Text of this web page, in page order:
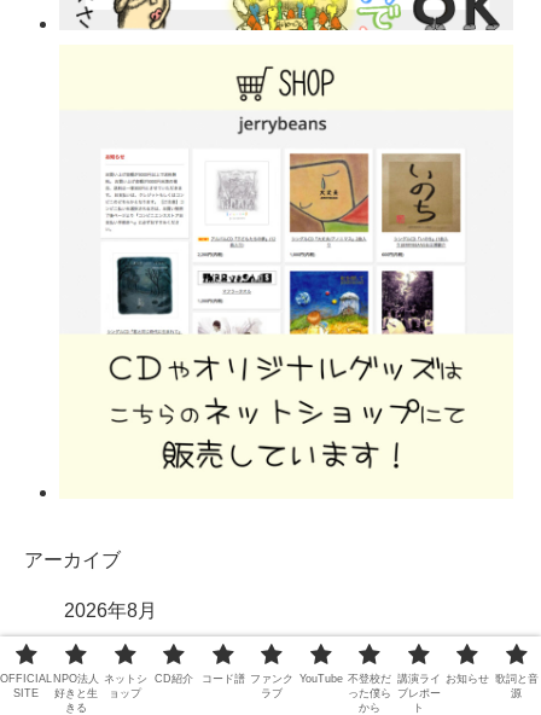
アーカイブ
2026年8月
2026年7月
OFFICIAL
SITE
NPO法人
好きと生
きる
ネットシ
ョップ
CD紹介 コード譜 ファンク
ラブ
YouTube 不登校だ
った僕ら
から
講演ライ
ブレポー
ト
お知らせ 歌詞と音
源